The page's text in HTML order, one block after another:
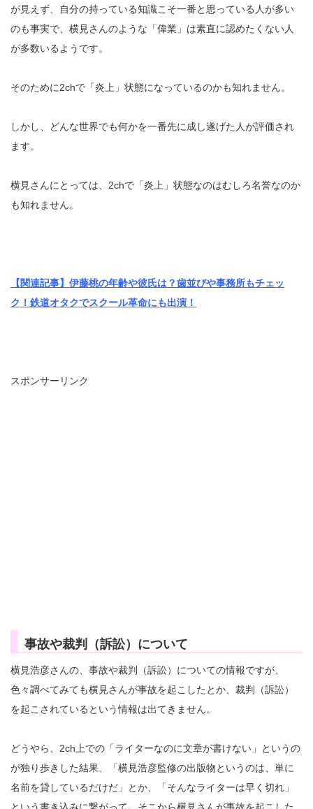
が見えず、自分の持っている知識こそ一番と思っている人が多い
のも事実で、横見さんのような「偉業」は素直に認めたくない人
が多数いるようです。
そのために2chで「炎上」状態になっているのかも知れません。
しかし、どんな世界でも何かを一番先に成し遂げた人が評価され
ます。
横見さんにとっては、2chで「炎上」状態なのはむしろ名誉なのか
も知れません。
【関連記事】伊藤桃の年齢や彼氏は？歯並びや事務所もチェッ
ク！鉄道オタクでスクール革命にも出演！
スポンサーリンク
事故や裁判（訴訟）について
横見浩彦さんの、事故や裁判（訴訟）についての情報ですが、
色々調べてみても横見さんが事故を起こしたとか、裁判（訴訟）
を起こされているという情報は出てきません。
どうやら、2ch上での「ライターなのに文章が書けない」というの
が独り歩きした結果、「横見浩彦監修の出版物というのは、単に
名前を貸しているだけだ」とか、「そんなライターは早く切れ」